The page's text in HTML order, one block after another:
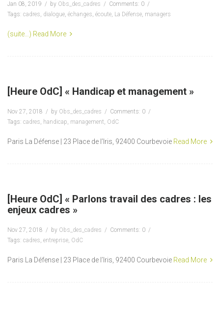
Jan 08, 2019 by Obs_des_cadres
Comments: 0
Tags: cadres, dialogue, échanges, écoute, La Défense, managers
(suite…) Read More
[Heure OdC] « Handicap et management »
Nov 27, 2018 by Obs_des_cadres
Comments: 0
Tags: cadres, handicap, management, OdC
Paris La Défense | 23 Place de l’Iris, 92400 Courbevoie Read More
[Heure OdC] « Parlons travail des cadres : les
enjeux cadres »
Nov 27, 2018 by Obs_des_cadres
Comments: 0
Tags: cadres, entreprise, OdC
Paris La Défense | 23 Place de l’Iris, 92400 Courbevoie Read More